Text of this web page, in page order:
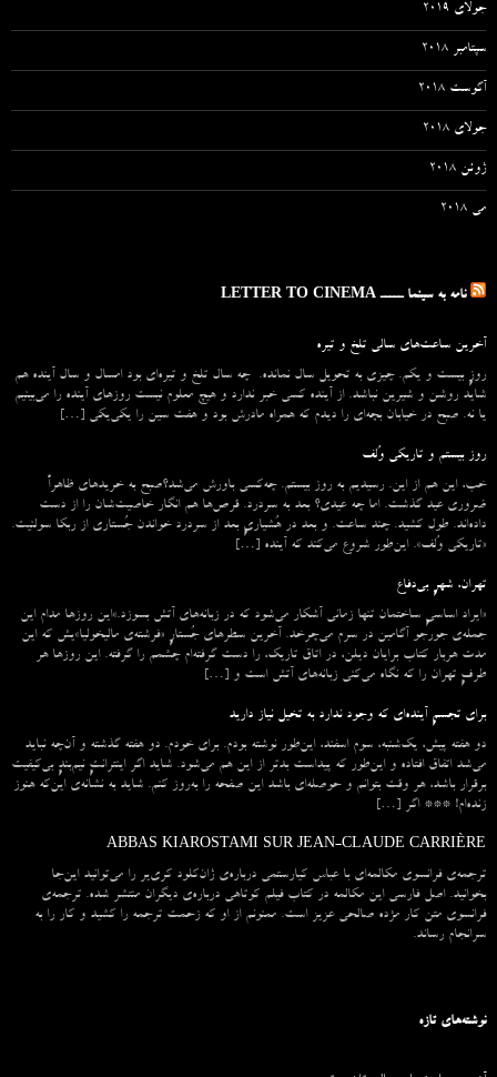
جولای 2019
سپتامبر 2018
آگوست 2018
جولای 2018
ژوئن 2018
می 2018
نامه به سینما ـــــ LETTER TO CINEMA
آخرین ساعت‌های سالی تلخ و تیره
روزِ بیست و یکم. چیزی به تحویل سال نمانده. چه سال تلخ و تیره‌ای بود امسال و سال آینده هم
شاید روشن و شیرین نباشد. از آینده کسی خبر ندارد و هیچ معلوم نیست روزهای آینده را می‌بینیم
یا نه. صبح در خیابان بچه‌ای را دیدم که همراه مادرش بود و هفت سین را یکی‌یکی […]
روز بیستم و تاریکی وُلف
خب، این هم از این. رسیدیم به روز بیستم. چه‌کسی باورش می‌شد؟صبح به خریدهای ظاهراً
ضروری عید گذشت. اما چه عیدی؟ بعد به سردرد. قرص‌ها هم انگار خاصیت‌شان را از دست
داده‌اند. طول کشید. چند ساعت. و بعد در هُشیاریِ بعد از سردرد خواندن جُستاری از ربکا سولنیت.
«تاریکی وُلف». این‌طور شروع می‌‌کند که آینده […]
تهران، شهرِ بی‌دفاع
«ایراد اساسیِ ساختمان تنها زمانی آشکار می‌شود که در زبانه‌‌های آتش بسوزد.»این روزها مدام این
جمله‌ی جورجو آگامبن در سرم می‌چرخد. آخرین سطرهای جُستارِ «فرشته‌ی مالیخولیا»یش که این
مدت هربار کتاب برایان دیلن، در اتاق تاریک، را دست گرفته‌ام چشمم را گرفته. این روزها هر
طرفِ تهران را که نگاه می‌کنی زبانه‌های آتش است و […]
برای تجسمِ آینده‌ای که وجود ندارد به تخیل نیاز دارید
دو هفته پیش، یک‌شنبه، سوم اسفند، این‌طور نوشته بودم. برای خودم. دو هفته گذشته و آن‌چه نباید
می‌شد اتفاق افتاده و این‌طور که پیداست بدتر از این هم می‌شود. شاید اگر اینترانتِ نیم‌بندِ بی‌کیفیت
برقرار باشد، هر وقت بتوانم و حوصله‌ای باشد این صفحه را به‌روز کنم. شاید به نشانه‌ی این‌که هنوز
زنده‌ام! *** اگر […]
ABBAS KIAROSTAMI SUR JEAN-CLAUDE CARRIÈRE
ترجمه‌ی فرانسوی مکالمه‌ای با عباس کیارستمی درباره‌ی ژان‌کلود کری‌یر را می‌توانید این‌جا
بخوانید. اصل فارسی این مکالمه در کتاب فیلم کوتاهی درباره‌ی دیگران منتشر شده. ترجمه‌ی
فرانسوی متن کار مژده صالحی عزیز است. ممنونم از او که زحمت ترجمه را کشید و کار را به
سرانجام رساند.
نوشته‌های تازه